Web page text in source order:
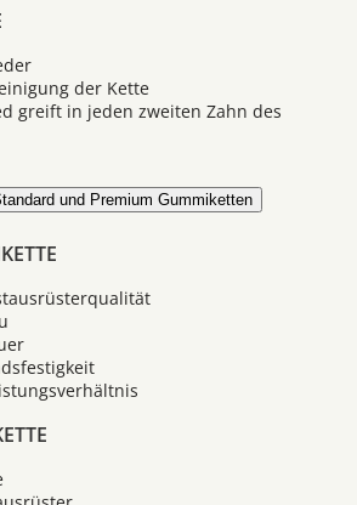
der Kette
greift in jeden zweiten Zahn des
und Premium Gummiketten